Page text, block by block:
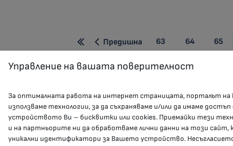
Предишна 63 64 65
Управление на вашата поверителност
За оптималната работа на интернет страницата, порталът
използваме технологии, за да съхраняваме и/или да имаме
устройството Ви – бисквитки или cookies. Приемайки тези
и на партньорите ни да обработваме лични данни на този сайт,
уникални идентификатори за Вашето устройство.